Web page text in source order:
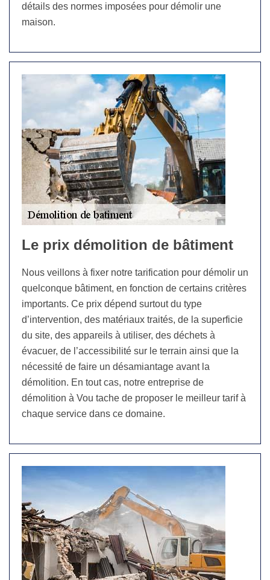
détails des normes imposées pour démolir une
maison.
Le prix démolition de bâtiment
Nous veillons à fixer notre tarification pour démolir un
quelconque bâtiment, en fonction de certains critères
importants. Ce prix dépend surtout du type
d’intervention, des matériaux traités, de la superficie
du site, des appareils à utiliser, des déchets à
évacuer, de l’accessibilité sur le terrain ainsi que la
nécessité de faire un désamiantage avant la
démolition. En tout cas, notre entreprise de
démolition à Vou tache de proposer le meilleur tarif à
chaque service dans ce domaine.